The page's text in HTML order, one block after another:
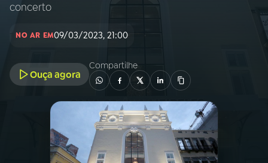
PROGRAMAÇÃO
concerto
NO AR EM09/03/2023, 21:00
Ouça agora
Compartilhe